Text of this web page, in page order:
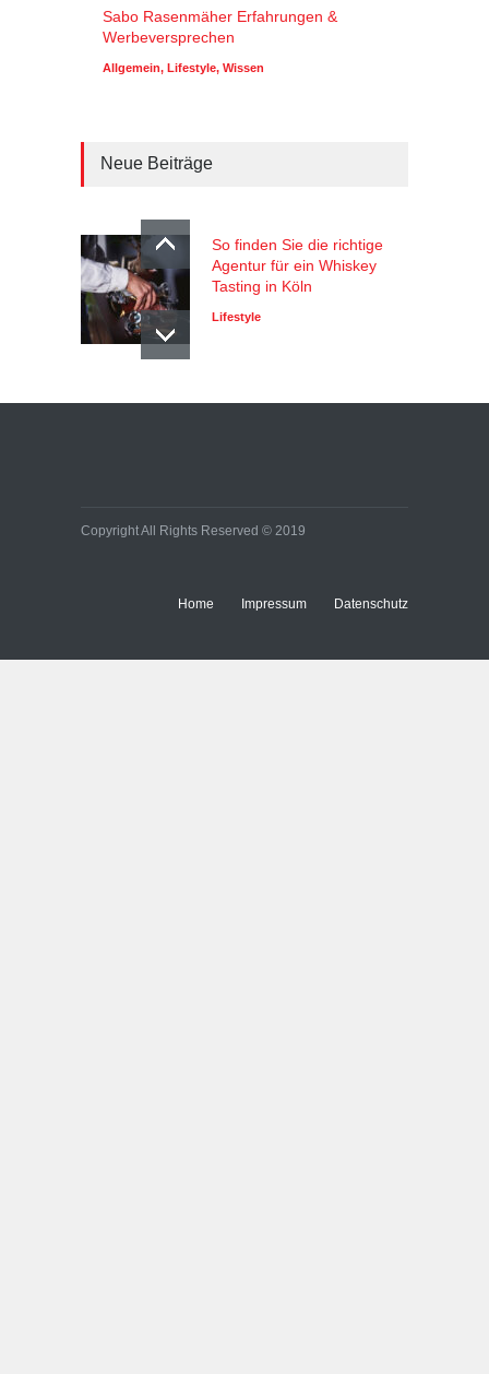
Sabo Rasenmäher Erfahrungen &
Werbeversprechen
Allgemein, Lifestyle, Wissen
Neue Beiträge
So finden Sie die richtige
Agentur für ein Whiskey
Tasting in Köln
Lifestyle
Copyright All Rights Reserved © 2019
Home Impressum Datenschutz